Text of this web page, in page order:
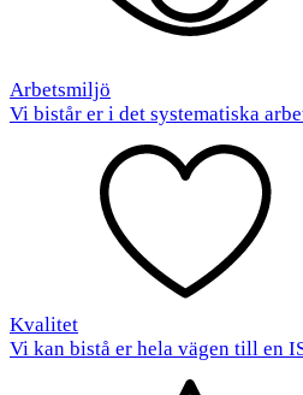
Arbetsmiljö
Vi bistår er i det systematiska
Kvalitet
Vi kan bistå er hela vägen till en